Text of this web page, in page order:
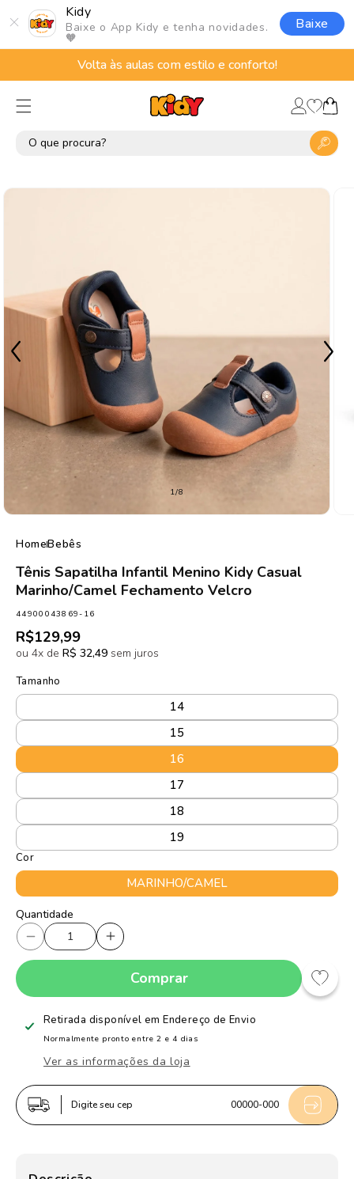
Kidy
Baixe o App Kidy e tenha novidades.
🧡
Baixe
para o
conteúdo
Volta às aulas com estilo e conforto!
Fazer
login
Lista
deCarrinho
1/de
8
HomeBebês
Tênis Sapatilha Infantil Menino Kidy Casual
Marinho/Camel Fechamento Velcro
SKU:
44900043869-16
Preço
normal
R$129,99
ou 4x de R$ 32,49 sem juros
Tamanho
14
15
16
17
18
19
Cor
MARINHO/CAMEL
Quantidade
Quantidade
Diminuir
a
de
Tênis
Sapatilha
Infantil
Kidy
Casual
Velcro
Aumentar
a
quantidade
de
Tênis
Sapatilha
Infantil
Casual
Comprar
Retirada disponível emEndereço de Envio
Normalmente pronto entre 2 e 4 dias
Ver as informações da loja
Digite seu cep 00000-000